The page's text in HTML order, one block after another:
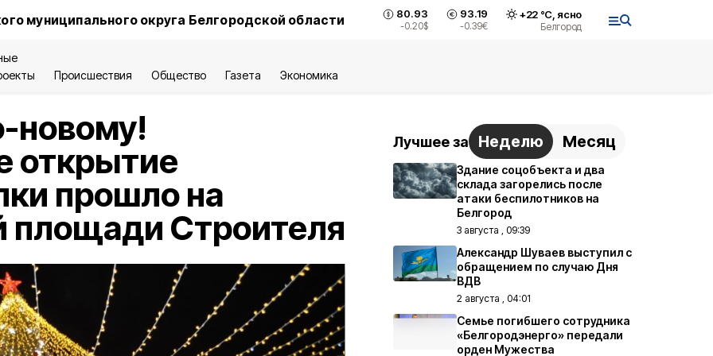
муниципального округа Белгородской области 80.93
-0.20$
93.19
-0.39€
+22°С, ясно
Белгород
Происшествия Общество Газета Экономика
новому!
открытие
прошло на
площади Строителя
Лучшее за Неделю Месяц
Здание соцобъекта и два
склада загорелись после
атаки беспилотников на
Белгород
3 августа , 09:39
Александр Шуваев выступил с
обращением по случаю Дня
ВДВ
2 августа , 04:01
Семье погибшего сотрудника
«Белгородэнерго» передали
орден Мужества